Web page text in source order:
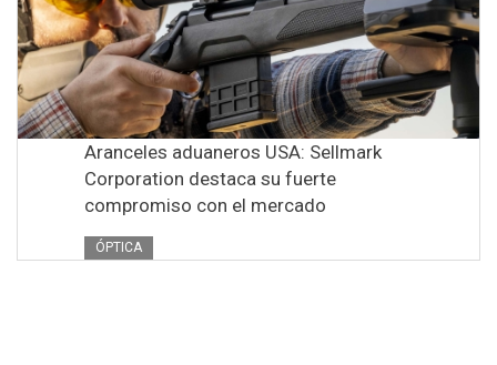
Aranceles aduaneros USA: Sellmark
Corporation destaca su fuerte
compromiso con el mercado
ÓPTICA